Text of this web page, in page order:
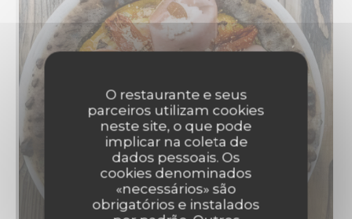
O restaurante e seus
parceiros utilizam cookies
neste site, o que pode
implicar na coleta de
dados pessoais. Os
cookies denominados
«necessários» são
obrigatórios e instalados